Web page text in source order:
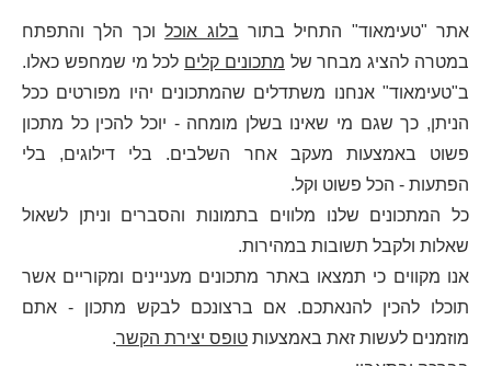
אתר "טעימאוד" התחיל בתור בלוג אוכלוכך הלך והתפתח
במטרה להציג מבחר של מתכונים קלים לכל מי שמחפש כאלו.
ב"טעימאוד" אנחנו משתדלים שהמתכונים יהיו מפורטים ככל
הניתן, כך שגם מי שאינו בשלן מומחה - יוכל להכין כל מתכון
פשוט באמצעות מעקב אחר השלבים. בלי דילוגים, בלי
הפתעות - הכל פשוט וקל.
כל המתכונים שלנו מלווים בתמונות והסברים וניתן לשאול
שאלות ולקבל תשובות במהירות.
אנו מקווים כי תמצאו באתר מתכונים מעניינים ומקוריים אשר
תוכלו להכין להנאתכם. אם ברצונכם לבקש מתכון - אתם
מוזמנים לעשות זאת באמצעות טופס יצירת הקשר.